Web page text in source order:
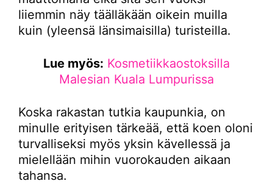
liiemmin näy täälläkään oikein muilla
kuin (yleensä länsimaisilla) turisteilla.
Lue myös: Kosmetiikkaostoksilla
Malesian Kuala Lumpurissa
Koska rakastan tutkia kaupunkia, on
minulle erityisen tärkeää, että koen oloni
turvalliseksi myös yksin kävellessä ja
mielellään mihin vuorokauden aikaan
tahansa.